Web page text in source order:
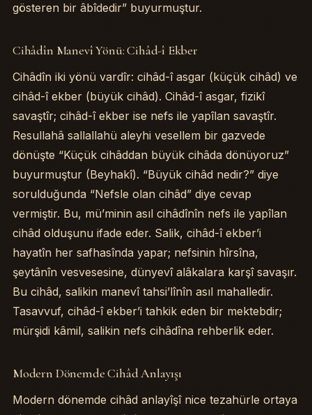
gösteren bir âbîdedir” buyurmuştur.
Cihâdîn Manevî Yönü: Cihâd-î Ekber
Cihâdîn iki yönü vardîr: cihâd-î asgar (küçük cihâd) ve
cihâd-î ekber (büyük cihâd). Cihâd-î asgar, fizikî
savaştîr; cihâd-î ekber ise nefs ile yapîlan savaştîr.
Resullahâ sallallahü aleyhi vesellem bir gazvede
dönüşte “Küçük cihâddan büyük cihâda dönüyoruz”
buyurmuştur (Beyhakî). “Büyük cihâd nedir?” diye
sorulduğunda “Nefsle olan cihâd” diye cevap
vermiştir. Bu, mü’minin asıl cihâdînîn nefs ile yapîlan
cihâd olduşunu ifade eder. Salik, cihâd-î ekber’i
hayatîn her safhasînda yapar; nefsinin hîrsîna,
şeytânîn vesvesesine, dünyevî alâkalara karşî savaşır.
Bu cihâd, salikin manevî tahsi’lînîn asıl mahalledir.
Tasavvuf, cihâd-î ekber’i tahkik eden bir mektebdir;
mürşidi kâmil, salikin nefs cihâdîna rehberlik eder.
Modern Dönemde Cihâd Anlayışı
Modern dönemde cihâd anlayîşî nice tezahürle ortaya